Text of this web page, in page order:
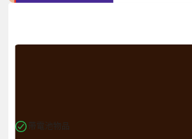
帶電池物品